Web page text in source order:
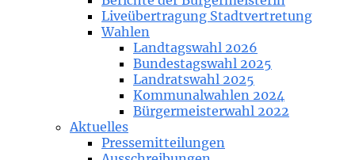
Liveübertragung Stadtvertretung
Wahlen
Landtagswahl 2026
Bundestagswahl 2025
Landratswahl 2025
Kommunalwahlen 2024
Bürgermeisterwahl 2022
Aktuelles
Pressemitteilungen